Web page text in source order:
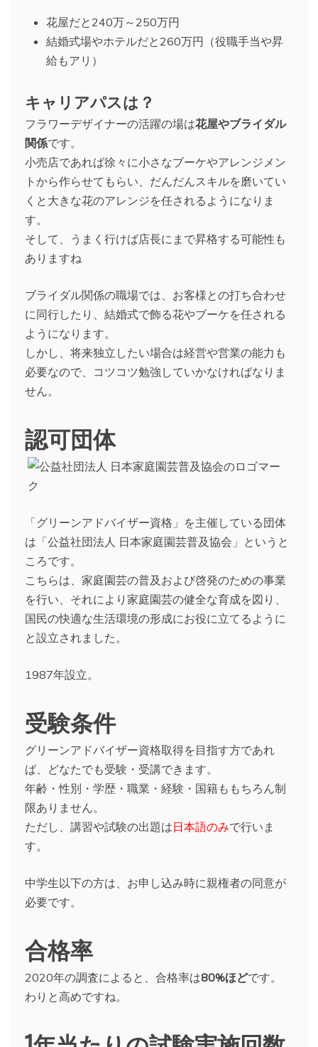
花屋だと240万～250万円
結婚式場やホテルだと260万円（役職手当や昇
給もアリ）
キャリアパスは？
フラワーデザイナーの活躍の場は花屋やブライダル
関係です。
小売店であれば徐々に小さなブーケやアレンジメン
トから作らせてもらい、だんだんスキルを磨いてい
くと大きな花のアレンジを任されるようになりま
す。
そして、うまく行けば店長にまで昇格する可能性も
ありますね
ブライダル関係の職場では、お客様との打ち合わせ
に同行したり、結婚式で飾る花やブーケを任される
ようになります。
しかし、将来独立したい場合は経営や営業の能力も
必要なので、コツコツ勉強していかなければなりま
せん。
認可団体
「グリーンアドバイザー資格」を主催している団体
は「公益社団法人 日本家庭園芸普及協会」というと
ころです。
こちらは、家庭園芸の普及および啓発のための事業
を行い、それにより家庭園芸の健全な育成を図り、
国民の快適な生活環境の形成にお役に立てるように
と設立されました。
1987年設立。
受験条件
グリーンアドバイザー資格取得を目指す方であれ
ば、どなたでも受験・受講できます。
年齢・性別・学歴・職業・経験・国籍ももちろん制
限ありません。
ただし、講習や試験の出題は日本語のみで行いま
す。
中学生以下の方は、お申し込み時に親権者の同意が
必要です。
合格率
2020年の調査によると、合格率は80%ほどです。
わりと高めですね。